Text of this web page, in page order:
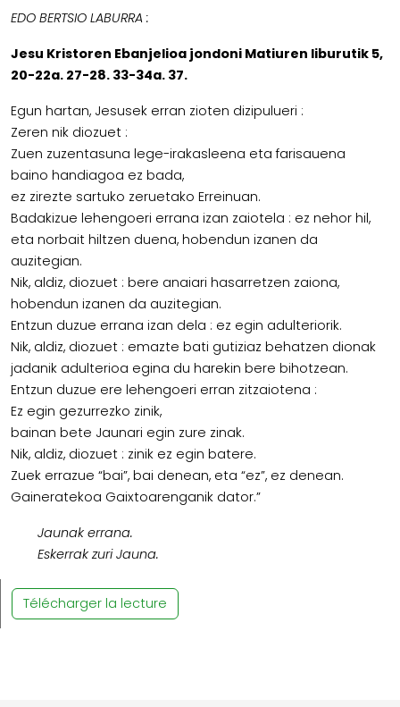
EDO BERTSIO LABURRA :
Jesu Kristoren Ebanjelioa jondoni Matiuren liburutik 5,
20-22a. 27-28. 33-34a. 37.
Egun hartan, Jesusek erran zioten dizipulueri :
Zeren nik diozuet :
Zuen zuzentasuna lege-irakasleena eta farisauena
baino handiagoa ez bada,
ez zirezte sartuko zeruetako Erreinuan.
Badakizue lehengoeri errana izan zaiotela : ez nehor hil,
eta norbait hiltzen duena, hobendun izanen da
auzitegian.
Nik, aldiz, diozuet : bere anaiari hasarretzen zaiona,
hobendun izanen da auzitegian.
Entzun duzue errana izan dela : ez egin adulteriorik.
Nik, aldiz, diozuet : emazte bati gutiziaz behatzen dionak
jadanik adulterioa egina du harekin bere bihotzean.
Entzun duzue ere lehengoeri erran zitzaiotena :
Ez egin gezurrezko zinik,
bainan bete Jaunari egin zure zinak.
Nik, aldiz, diozuet : zinik ez egin batere.
Zuek errazue “bai”, bai denean, eta “ez”, ez denean.
Gaineratekoa Gaixtoarenganik dator.”
Jaunak errana.
Eskerrak zuri Jauna.
Télécharger la lecture